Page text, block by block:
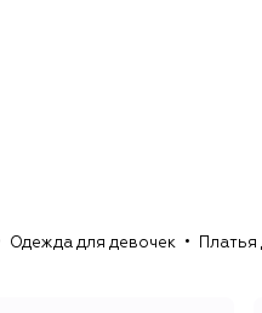
Одежда для девочек